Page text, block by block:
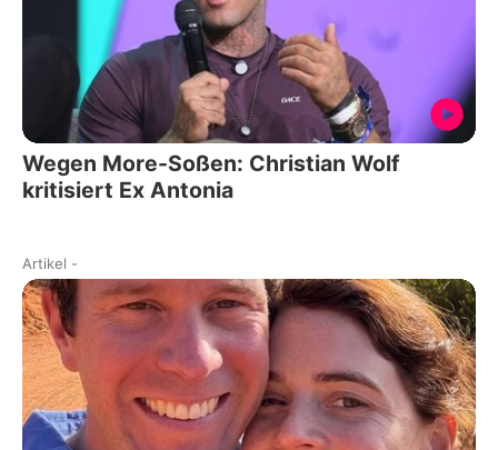
Wegen More-Soßen: Christian Wolf
kritisiert Ex Antonia
Artikel -